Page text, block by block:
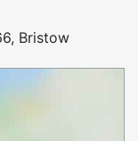
Bristow